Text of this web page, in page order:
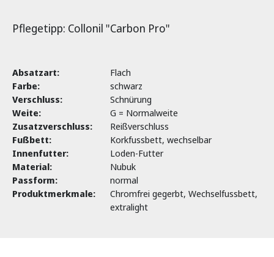
Pflegetipp: Collonil "Carbon Pro"
Absatzart:
Flach
Farbe:
schwarz
Verschluss:
Schnürung
Weite:
G = Normalweite
Zusatzverschluss:
Reißverschluss
Fußbett:
Korkfussbett, wechselbar
Innenfutter:
Loden-Futter
Material:
Nubuk
Passform:
normal
Produktmerkmale:
Chromfrei gegerbt, Wechselfussbett,
extralight